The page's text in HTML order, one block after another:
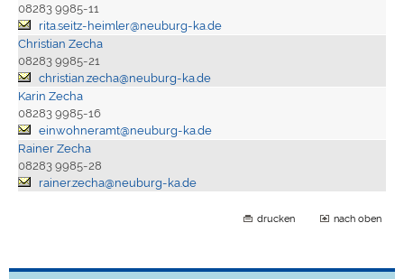
08283 9985-11
rita.seitz-heimler@neuburg-ka.de
Christian Zecha
08283 9985-21
christian.zecha@neuburg-ka.de
Karin Zecha
08283 9985-16
einwohneramt@neuburg-ka.de
Rainer Zecha
08283 9985-28
rainer.zecha@neuburg-ka.de
drucken nach oben